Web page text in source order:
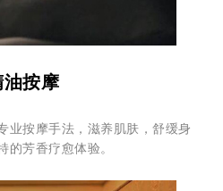
油按摩
业按摩手法，滋养肌肤，舒缓身
的芳香疗愈体验。